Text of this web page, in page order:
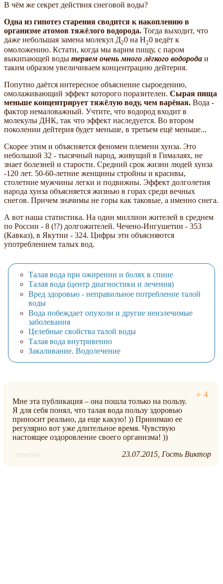
В чём же секрет действия снеговой воды?
Одна из гипотез старения сводится к накоплению в
организме атомов тяжёлого водорода. Тогда выходит, что
даже небольшая замена молекул Д20 на Н20 ведёт к
омоложению. Кстати, когда мы варим пищу, с паром
выкипающей воды теряем очень много лёгкого водорода и
таким образом увеличиваем концентрацию дейтерия.
Попутно даётся интересное объяснение сыроедению,
омолаживающий эффект которого поразителен. Сырая пища
меньше концентрирует тяжёлую воду, чем варёная. Вода -
фактор немаловажный. Учтите, что водород входит в
молекулы ДНК, так что эффект наследуется. Во втором
поколении дейтерия будет меньше, в третьем ещё меньше...
Скорее этим и объясняется феномен племени хунза. Это
небольшой 32 - тысячный народ, живущий в Гималаях, не
знает болезней и старости. Средний срок жизни людей хунза
-120 лет. 50-60-летние женщины стройны и красивы,
столетние мужчины легки и подвижны. Эффект долголетия
народа хунза объясняется жизнью в горах среди вечных
снегов. Причем значимы не горы как таковые, а именно снега.
А вот наша статистика. На один миллион жителей в среднем
по России - 8 (!?) долгожителей. Чечено-Ингушетии - 353
(Кавказ), в Якутии - 324. Цифры эти объясняются
употреблением талых вод.
Талая вода при ожирении и болях в спине
Талая вода (центр диагностики и лечения)
Вред здоровью - неправильное потребление талой
воды
Вода побеждает опухоли и другие неизлечимые
заболевания
Целебные свойства талой воды
Талая вода внутривенно
Закаливание. Водолечение
Мне эта публикация – она пошла только на пользу.
Я для себя понял, что талая вода пользу здоровью
приносит реально, да еще какую! )) Принимаю ее
регулярно вот уже длительное время. Чувствую
настоящее оздоровление своего организма! ))
ответить 23.07.2015 Гость Виктор